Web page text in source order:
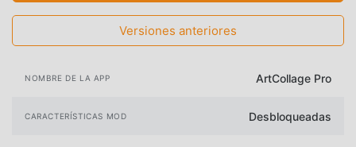
Versiones anteriores
NOMBRE DE LA APP ArtCollage Pro
CARACTERÍSTICAS MOD Desbloqueadas